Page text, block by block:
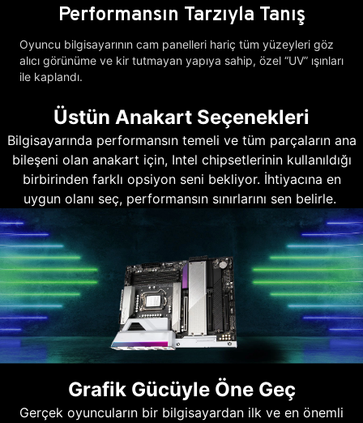
Performansın Tarzıyla Tanış
Oyuncu bilgisayarının cam panelleri hariç tüm yüzeyleri göz
alıcı görünüme ve kir tutmayan yapıya sahip, özel “UV” ışınları
ile kaplandı.
Üstün Anakart Seçenekleri
Bilgisayarında performansın temeli ve tüm parçaların ana
bileşeni olan anakart için, Intel chipsetlerinin kullanıldığı
birbirinden farklı opsiyon seni bekliyor. İhtiyacına en
uygun olanı seç, performansın sınırlarını sen belirle.
Grafik Gücüyle Öne Geç
Gerçek oyuncuların bir bilgisayardan ilk ve en önemli